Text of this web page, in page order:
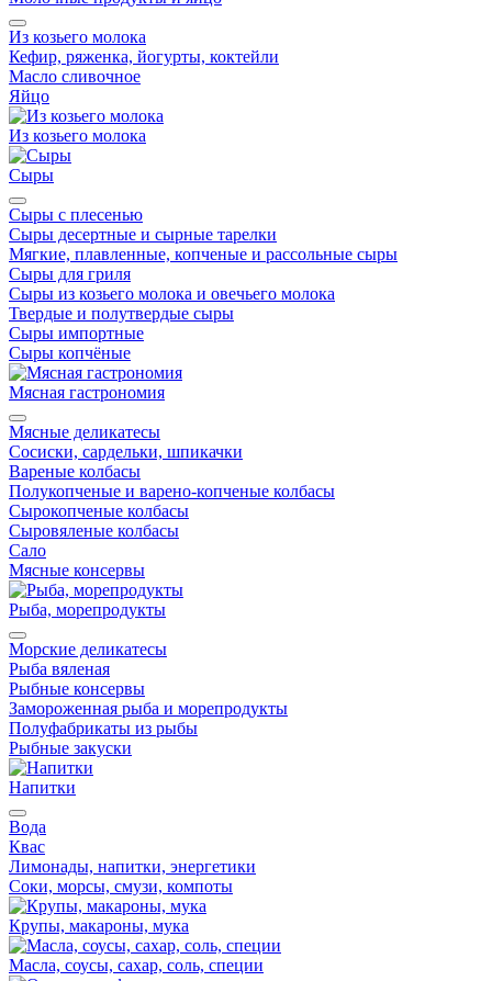
Из козьего молока
Кефир, ряженка, йогурты, коктейли
Масло сливочное
Яйцо
Из козьего молока
Сыры
Сыры с плесенью
Сыры десертные и сырные тарелки
Мягкие, плавленные, копченые и рассольные сыры
Сыры для гриля
Сыры из козьего молока и овечьего молока
Твердые и полутвердые сыры
Сыры импортные
Сыры копчёные
Мясная гастрономия
Мясные деликатесы
Сосиски, сардельки, шпикачки
Вареные колбасы
Полукопченые и варено-копченые колбасы
Сырокопченые колбасы
Сыровяленые колбасы
Сало
Мясные консервы
Рыба, морепродукты
Морские деликатесы
Рыба вяленая
Рыбные консервы
Замороженная рыба и морепродукты
Полуфабрикаты из рыбы
Рыбные закуски
Напитки
Вода
Квас
Лимонады, напитки, энергетики
Соки, морсы, смузи, компоты
Крупы, макароны, мука
Масла, соусы, сахар, соль, специи